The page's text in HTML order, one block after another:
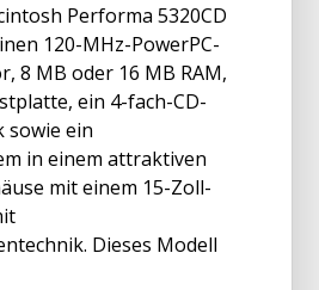
Performa 5320CD
120-MHz-PowerPC-
8 MB oder 16 MB RAM,
ein 4-fach-CD-
sowie ein
in einem attraktiven
mit einem 15-Zoll-
Dieses Modell